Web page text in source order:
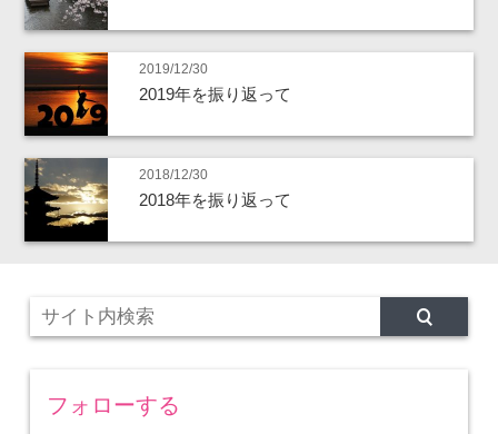
2019/12/30
2019年を振り返って
2018/12/30
2018年を振り返って
フォローする